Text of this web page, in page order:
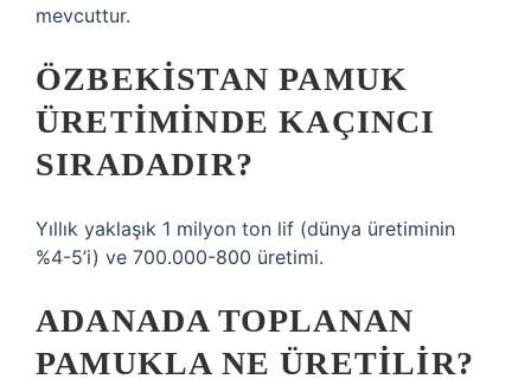
mevcuttur.
ÖZBEKISTAN PAMUK
ÜRETIMINDE KAÇINCI
SIRADADIR?
Yıllık yaklaşık 1 milyon ton lif (dünya üretiminin
%4-5’i) ve 700.000-800 üretimi.
ADANADA TOPLANAN
PAMUKLA NE ÜRETILIR?